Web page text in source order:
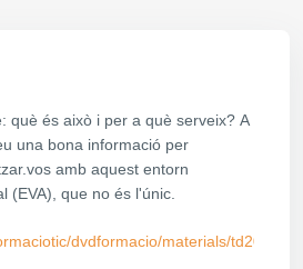
què és això i per a què serveix? A
una bona informació per
amb aquest entorn
(EVA), que no és l'únic.
dvdformacio/materials/td204/